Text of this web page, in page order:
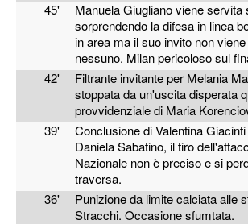
45'
Manuela Giugliano viene servita
sorprendendo la difesa in linea
in area ma il suo invito non
nessuno. Milan pericoloso sul
42'
Filtrante invitante per Melania
stoppata da un'uscita disperata
provvidenziale di Maria
39'
Conclusione di Valentina
Daniela Sabatino, il tiro
Nazionale non è preciso e si
traversa.
36'
Punizione da limite calciata alle
Stracchi. Occasione sfumtata.